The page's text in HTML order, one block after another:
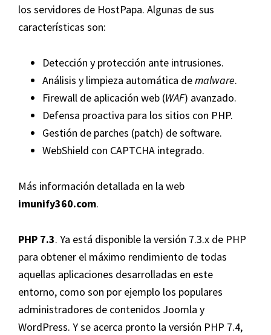
los servidores de HostPapa. Algunas de sus
características son:
Detección y protección ante intrusiones.
Análisis y limpieza automática demalware.
Firewall de aplicación web (WAF) avanzado.
Defensa proactiva para los sitios con PHP.
Gestión de parches (patch) de software.
WebShield con CAPTCHA integrado.
Más información detallada en la web
imunify360.com.
PHP 7.3. Ya está disponible la versión 7.3.x de PHP
para obtener el máximo rendimiento de todas
aquellas aplicaciones desarrolladas en este
entorno, como son por ejemplo los populares
administradores de contenidos Joomla y
WordPress. Y se acerca pronto la versión PHP 7.4,